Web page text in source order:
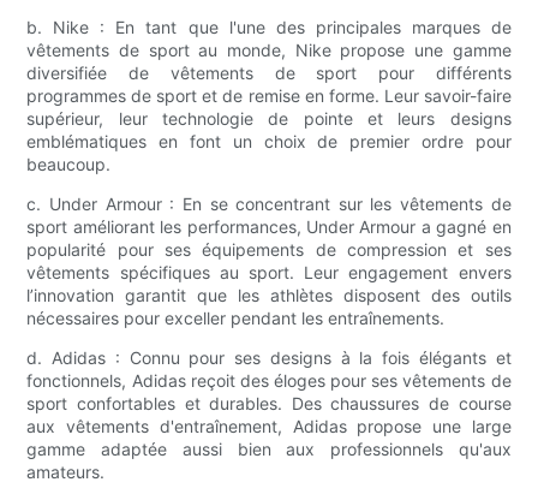
b. Nike : En tant que l'une des principales marques de
vêtements de sport au monde, Nike propose une gamme
diversifiée de vêtements de sport pour différents
programmes de sport et de remise en forme. Leur savoir-faire
supérieur, leur technologie de pointe et leurs designs
emblématiques en font un choix de premier ordre pour
beaucoup.
c. Under Armour : En se concentrant sur les vêtements de
sport améliorant les performances, Under Armour a gagné en
popularité pour ses équipements de compression et ses
vêtements spécifiques au sport. Leur engagement envers
l’innovation garantit que les athlètes disposent des outils
nécessaires pour exceller pendant les entraînements.
d. Adidas : Connu pour ses designs à la fois élégants et
fonctionnels, Adidas reçoit des éloges pour ses vêtements de
sport confortables et durables. Des chaussures de course
aux vêtements d'entraînement, Adidas propose une large
gamme adaptée aussi bien aux professionnels qu'aux
amateurs.